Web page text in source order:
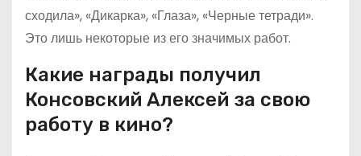
сходила», «Дикарка», «Глаза», «Черные тетради».
Это лишь некоторые из его значимых работ.
Какие награды получил
Консовский Алексей за свою
работу в кино?